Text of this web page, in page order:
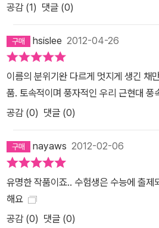
공감 (1) 댓글 (0)
hsislee 2012-04-26
이름의 분위기완 다르게 멋지게 생긴 채
품. 토속적이며 풍자적인 우리 근현대 풍
공감 (0) 댓글 (0)
nayaws 2012-02-06
유명한 작품이죠.. 수험생은 수능에 출제
해요
공감 (0) 댓글 (0)